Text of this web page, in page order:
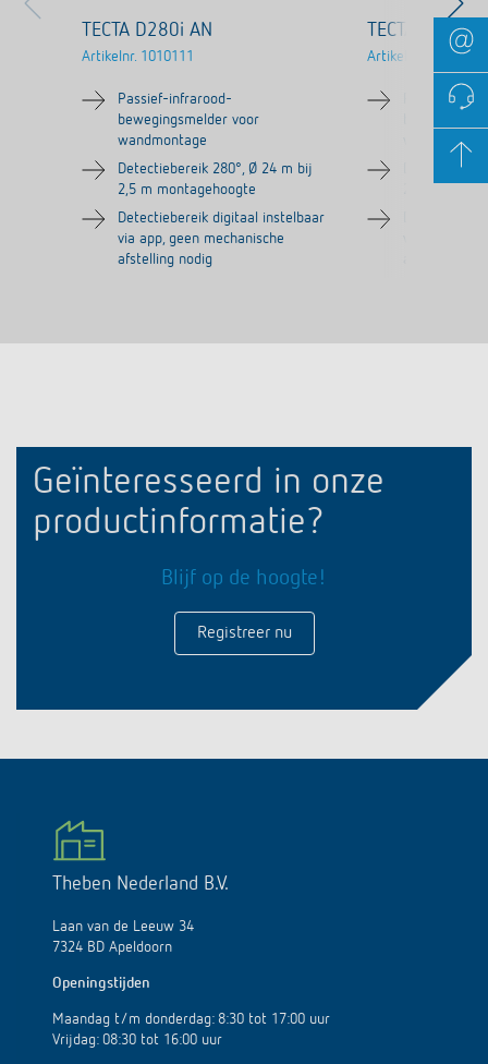
TECTA D280i AN
Artikelnr. 1010111
Passief-infrarood-
bewegingsmelder voor
wandmontage
Detectiebereik 280°, Ø 24 m bij
2,5 m montagehoogte
Detectiebereik digitaal instelbaar
via app, geen mechanische
afstelling nodig
TECTA D280i
Artikelnr. 1010110
Passief-
Geïnteresseerd in onze
productinformatie?
Blijf op de hoogte!
Registreer nu
Theben Nederland B.V.
Laan van de Leeuw 34
7324 BD Apeldoorn
Openingstijden
Maandag t/m donderdag: 8:30 tot 17:00 uur
Vrijdag: 08:30 tot 16:00 uur